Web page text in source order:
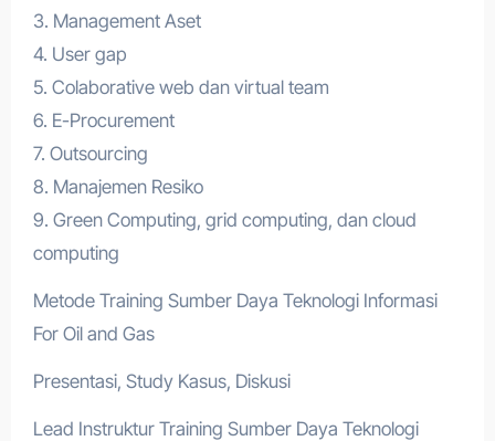
3. Management Aset
4. User gap
5. Colaborative web dan virtual team
6. E-Procurement
7. Outsourcing
8. Manajemen Resiko
9. Green Computing, grid computing, dan cloud
computing
Metode Training Sumber Daya Teknologi Informasi
For Oil and Gas
Presentasi, Study Kasus, Diskusi
Lead Instruktur Training Sumber Daya Teknologi